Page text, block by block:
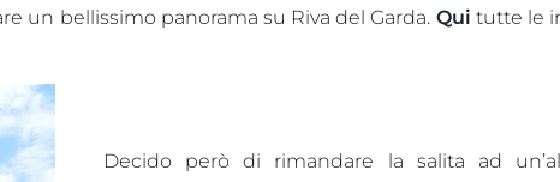
un bellissimo panorama su Riva del Garda. Qui tutte le
Decido però di rimandare la salita ad